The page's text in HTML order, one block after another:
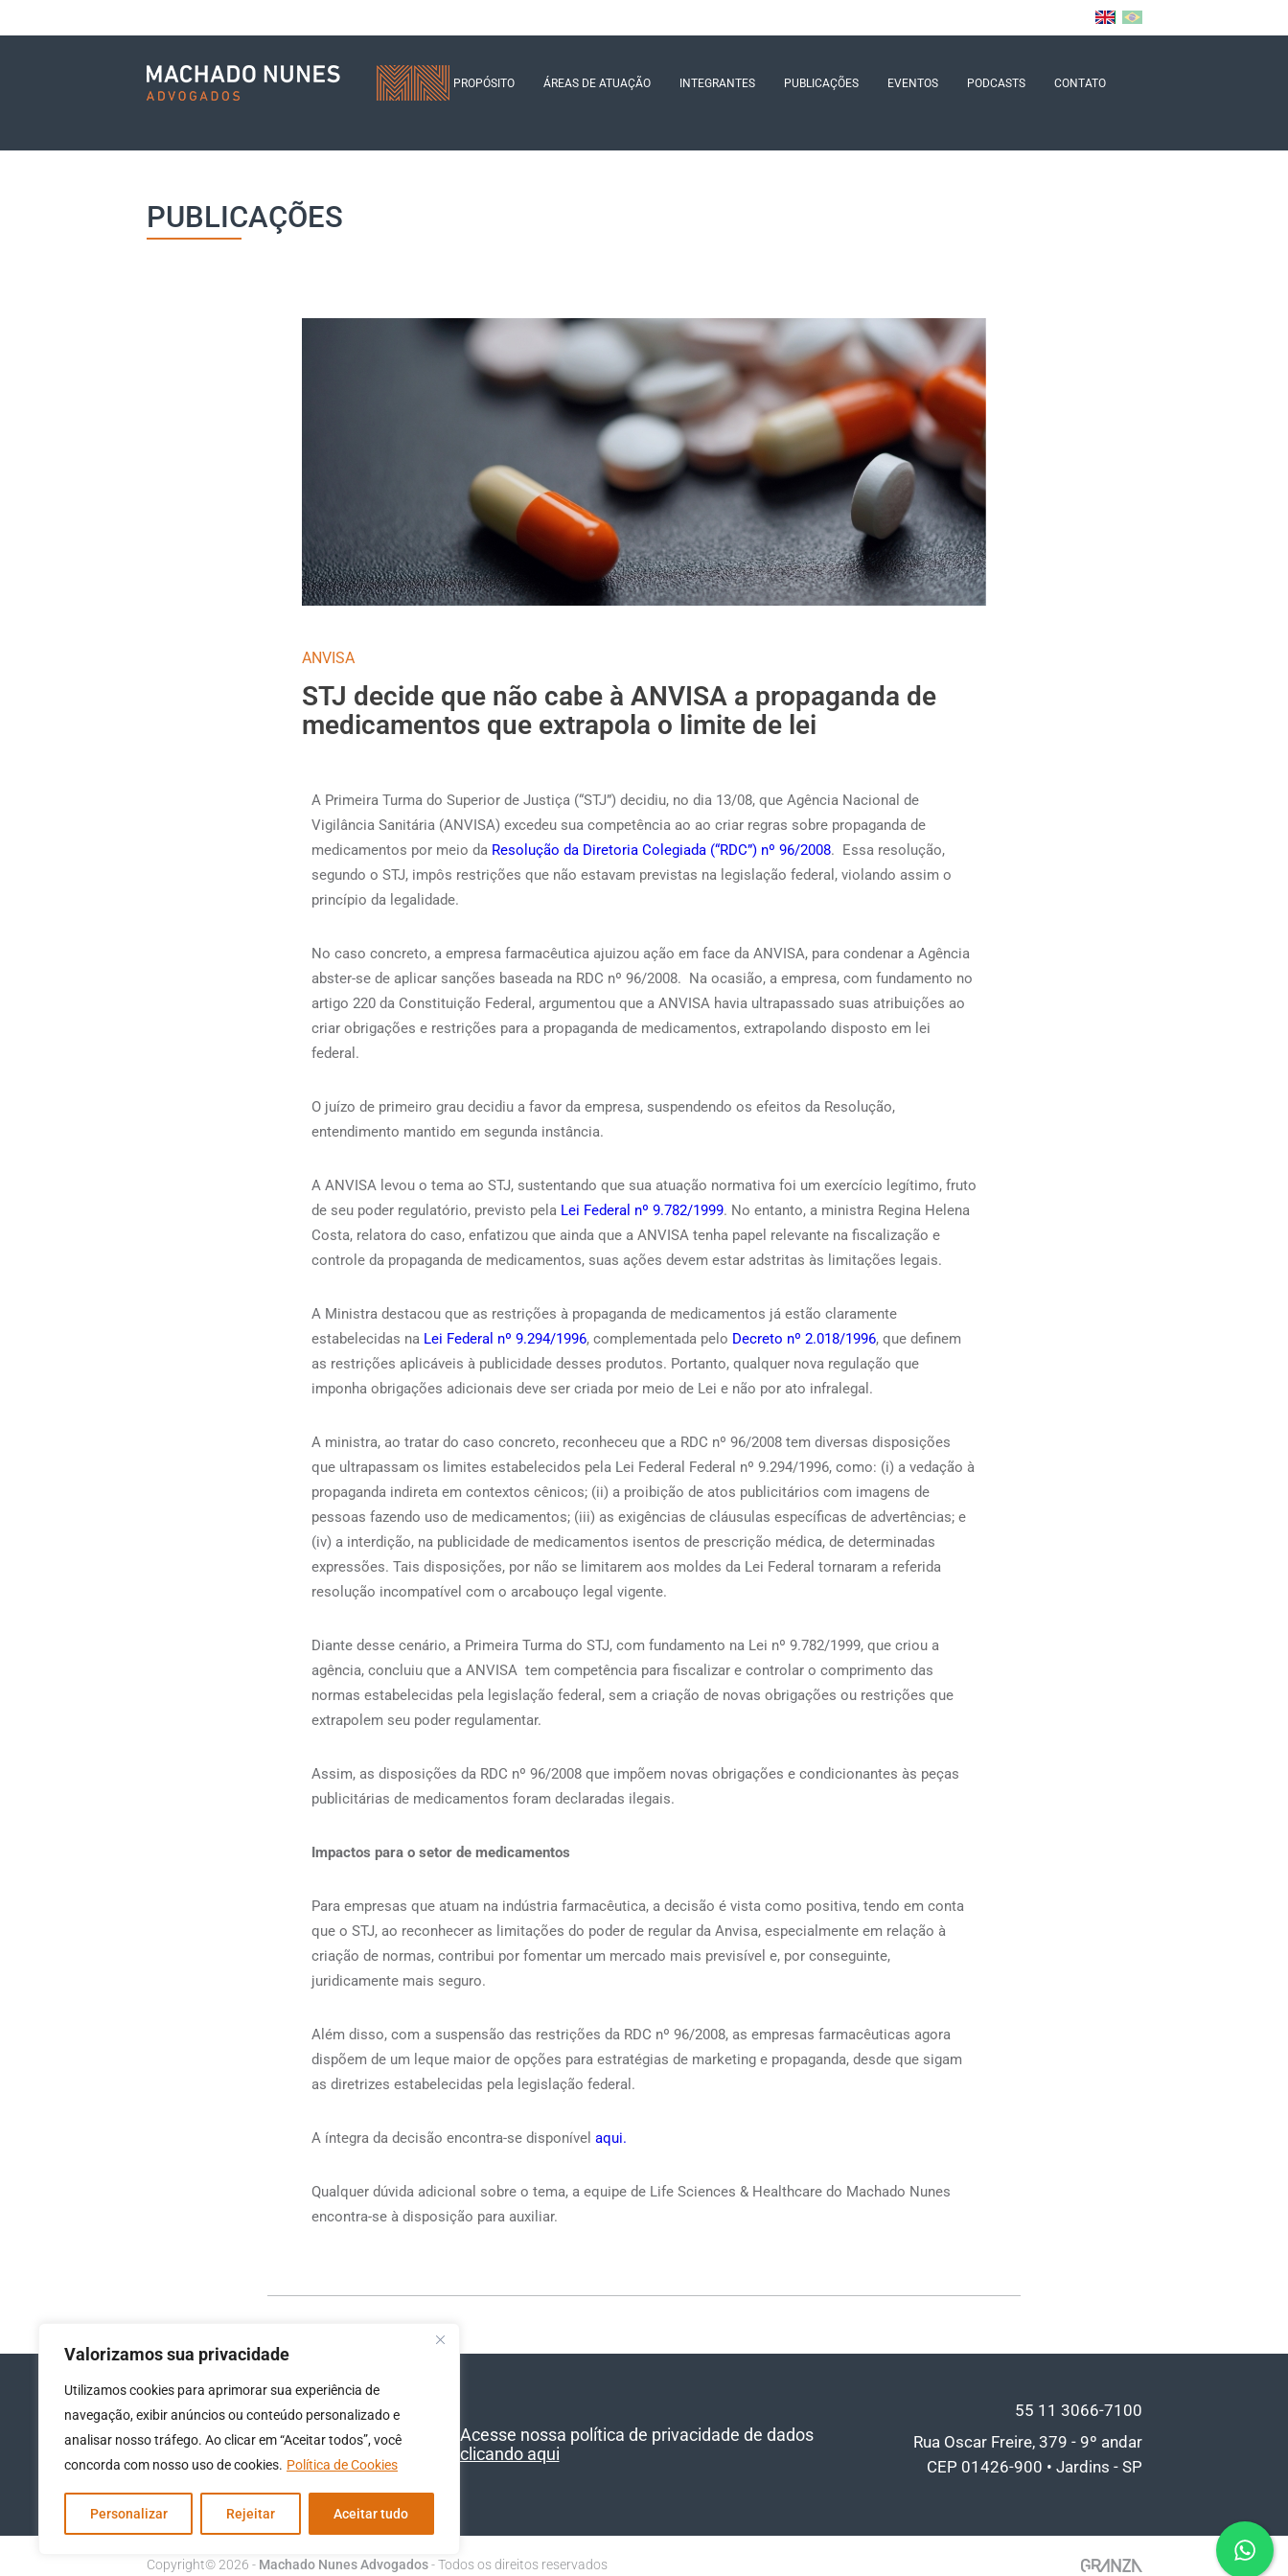
Valorizamos sua privacidade
Utilizamos cookies para aprimorar sua experiência de
navegação, exibir anúncios ou conteúdo personalizado e
analisar nosso tráfego. Ao clicar em “Aceitar todos”, você
concorda com nosso uso de cookies. Política de Cookies
Personalizar Rejeitar Aceitar tudo
PROPÓSITO ÁREAS DE ATUAÇÃO INTEGRANTES PUBLICAÇÕES EVENTOS PODCASTS CONTATO
PUBLICAÇÕES
ANVISA
STJ decide que não cabe à ANVISA a propaganda de
medicamentos que extrapola o limite de lei
A Primeira Turma do Superior de Justiça (“STJ”) decidiu, no dia 13/08, que Agência Nacional de
Vigilância Sanitária (ANVISA) excedeu sua competência ao ao criar regras sobre propaganda de
medicamentos por meio da Resolução da Diretoria Colegiada (“RDC”) nº 96/2008. Essa resolução,
segundo o STJ, impôs restrições que não estavam previstas na legislação federal, violando assim o
princípio da legalidade.
No caso concreto, a empresa farmacêutica ajuizou ação em face da ANVISA, para condenar a Agência
abster-se de aplicar sanções baseada na RDC nº 96/2008. Na ocasião, a empresa, com fundamento no
artigo 220 da Constituição Federal, argumentou que a ANVISA havia ultrapassado suas atribuições ao
criar obrigações e restrições para a propaganda de medicamentos, extrapolando disposto em lei
federal.
O juízo de primeiro grau decidiu a favor da empresa, suspendendo os efeitos da Resolução,
entendimento mantido em segunda instância.
A ANVISA levou o tema ao STJ, sustentando que sua atuação normativa foi um exercício legítimo, fruto
de seu poder regulatório, previsto pela Lei Federal nº 9.782/1999. No entanto, a ministra Regina Helena
Costa, relatora do caso, enfatizou que ainda que a ANVISA tenha papel relevante na fiscalização e
controle da propaganda de medicamentos, suas ações devem estar adstritas às limitações legais.
A Ministra destacou que as restrições à propaganda de medicamentos já estão claramente
estabelecidas na Lei Federal nº 9.294/1996, complementada pelo Decreto nº 2.018/1996, que definem
as restrições aplicáveis à publicidade desses produtos. Portanto, qualquer nova regulação que
imponha obrigações adicionais deve ser criada por meio de Lei e não por ato infralegal.
A ministra, ao tratar do caso concreto, reconheceu que a RDC nº 96/2008 tem diversas disposições
que ultrapassam os limites estabelecidos pela Lei Federal Federal nº 9.294/1996, como: (i) a vedação à
propaganda indireta em contextos cênicos; (ii) a proibição de atos publicitários com imagens de
pessoas fazendo uso de medicamentos; (iii) as exigências de cláusulas específicas de advertências; e
(iv) a interdição, na publicidade de medicamentos isentos de prescrição médica, de determinadas
expressões. Tais disposições, por não se limitarem aos moldes da Lei Federal tornaram a referida
resolução incompatível com o arcabouço legal vigente.
Diante desse cenário, a Primeira Turma do STJ, com fundamento na Lei nº 9.782/1999, que criou a
agência, concluiu que a ANVISA tem competência para fiscalizar e controlar o comprimento das
normas estabelecidas pela legislação federal, sem a criação de novas obrigações ou restrições que
extrapolem seu poder regulamentar.
Assim, as disposições da RDC nº 96/2008 que impõem novas obrigações e condicionantes às peças
publicitárias de medicamentos foram declaradas ilegais.
Impactos para o setor de medicamentos
Para empresas que atuam na indústria farmacêutica, a decisão é vista como positiva, tendo em conta
que o STJ, ao reconhecer as limitações do poder de regular da Anvisa, especialmente em relação à
criação de normas, contribui por fomentar um mercado mais previsível e, por conseguinte,
juridicamente mais seguro.
Além disso, com a suspensão das restrições da RDC nº 96/2008, as empresas farmacêuticas agora
dispõem de um leque maior de opções para estratégias de marketing e propaganda, desde que sigam
as diretrizes estabelecidas pela legislação federal.
A íntegra da decisão encontra-se disponível aqui.
Qualquer dúvida adicional sobre o tema, a equipe de Life Sciences & Healthcare do Machado Nunes
encontra-se à disposição para auxiliar.
55 11 3066-7100
Rua Oscar Freire, 379 - 9º andar
CEP 01426-900 • Jardins - SP
Acesse nossa política de privacidade de dados
clicando aqui
Copyright© 2026 - Machado Nunes Advogados- Todos os direitos reservados